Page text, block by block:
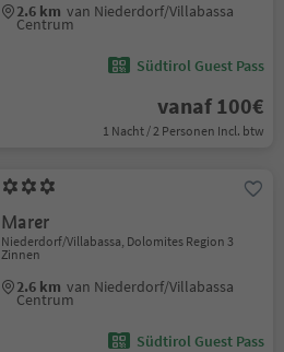
2.6 km van Niederdorf/Villabassa
Centrum
Südtirol Guest Pass
vanaf 100€
1 Nacht / 2 Personen Incl. btw
Marer
Niederdorf/Villabassa, Dolomites Region 3
Zinnen
2.6 km van Niederdorf/Villabassa
Centrum
Südtirol Guest Pass